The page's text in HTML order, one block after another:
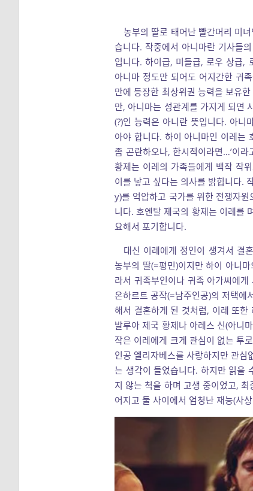
농부의 딸로 태어난 빨간머리 미
습니다. 작중에서 아니마란 기사들
입니다. 하이급, 미들급, 로우 상급,
아니마 정도만 되어도 어지간한 귀
만에 등장한 최상위권 능력을 보유
만, 아니마는 성관계를 가지게 되면
(?)인 능력은 아니란 뜻입니다. 아니
아야 합니다. 하이 아니마인 이레는
좀 곤란하오나, 한시적이라면…’이
황제는 이레의 가족들에게 백작 작
이를 낳고 싶다는 의사를 밝힙니다.
y)를 억압하고 국가를 위한 전쟁자
니다. 호엔탈 제국의 황제는 이레를
요해서 포기합니다.
대신 이레에게 정인이 생겨서 결
농부의 딸(=평민)이지만 하이 아니
라서 귀족부인이나 귀족 아가씨에게
온하르트 공작(=남주인공)의 저택에
해서 결혼하게 된 것처럼, 이레 또
발루아 제국 황제나 아레스 신(아니
작은 이레에게 크게 관심이 없는 투
인공 엘리자베스를 사랑하지만 관
는 생각이 들었습니다. 하지만 읽을
지 않는 척을 하며 고생 중이었고,
어지고 둘 사이에서 엄청난 재능(사